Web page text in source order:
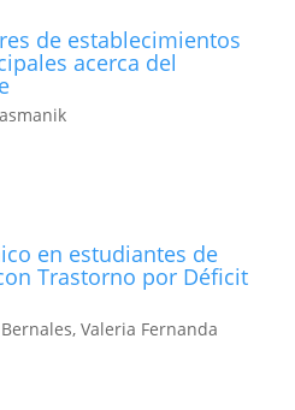
de establecimientos
acerca del
en estudiantes de
Trastorno por Déficit
Valeria Fernanda